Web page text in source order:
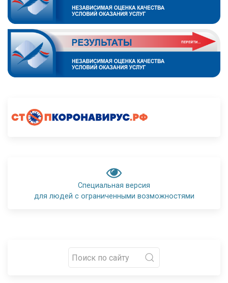
Специальная версия
для людей с ограниченными возможностями